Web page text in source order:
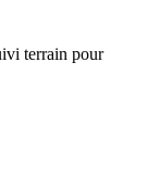
terrain pour